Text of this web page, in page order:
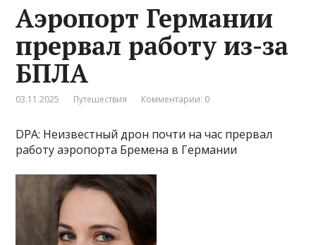
Аэропорт Германии
прервал работу из-за
БПЛА
03.11.2025 Путешествия Комментарии: 0
DPA: Неизвестный дрон почти на час прервал
работу аэропорта Бремена в Германии